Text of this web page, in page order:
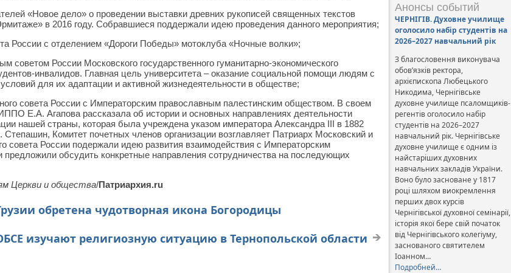
«Новое дело» о проведении выставки древних рукописей священных текстов
в 2016 году. Собравшиеся поддержали идею проведения данного мероприятия;
России с отделением «Дороги Победы» мотоклуба «Ночные волки»;
России Московского государственного гуманитарно-экономического
инвалидов. Главная цель университета – оказание социальной помощи людям с
для их адаптации и активной жизнедеятельности в обществе;
совета России с Императорским православным палестинским обществом. В своем
Е.А. Агапова рассказала об истории и основных направлениях деятельности
нашей страны, которая была учреждена указом императора Александра III в 1882
Комитет почетных членов организации возглавляет Патриарх Московский и
совета России подержали идею развития взаимодействия с Императорским
обсудить конкретные направления сотрудничества на последующих
Церкви и общества/Патриархия.ru
обретена чудотворная икона Богородицы
изучают религиозную ситуацию в Тернопольской области
Анонсы событий
ЧЕРНІГІВ. Духовне училище
оголосило набір студентів на
2026–2027 навчальний рік
З благословення виконувача
обов’язків ректора,
архієпископа Любецького
Никодима, Чернігівське
духовне училище псаломщиків-
регентів оголосило набір
студентів на 2026–2027
навчальний рік. Чернігівське
духовне училище є одним із
найстаріших духовних
навчальних закладів України.
Воно було засноване у 1817
році шляхом виокремлення
перших двох курсів
Чернігівської духовної семінарії,
історія якої бере свій початок
від Чернігівського колегіуму,
заснованого святителем
Іоанном…
Подробней…